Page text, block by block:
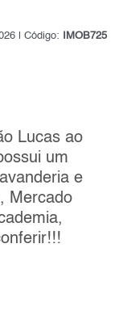
| Código: IMOB725
Lucas ao
um
e
Mercado